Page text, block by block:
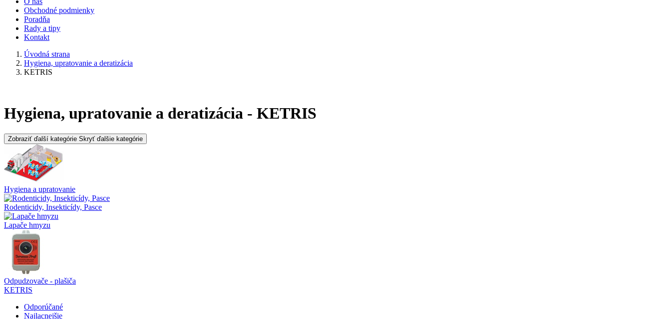
Obchodné podmienky
Poradňa
Rady a tipy
Kontakt
Úvodná strana
Hygiena, upratovanie a deratizácia
KETRIS
Hygiena, upratovanie a deratizácia - KETRIS
Zobraziť ďalší kategórie Skryť ďalšie kategórie
Hygiena a upratovanie
Rodenticidy, Insekticídy, Pasce
Lapače hmyzu
Odpudzovače - plašiča
KETRIS
Odporúčané
Najlacnejšie